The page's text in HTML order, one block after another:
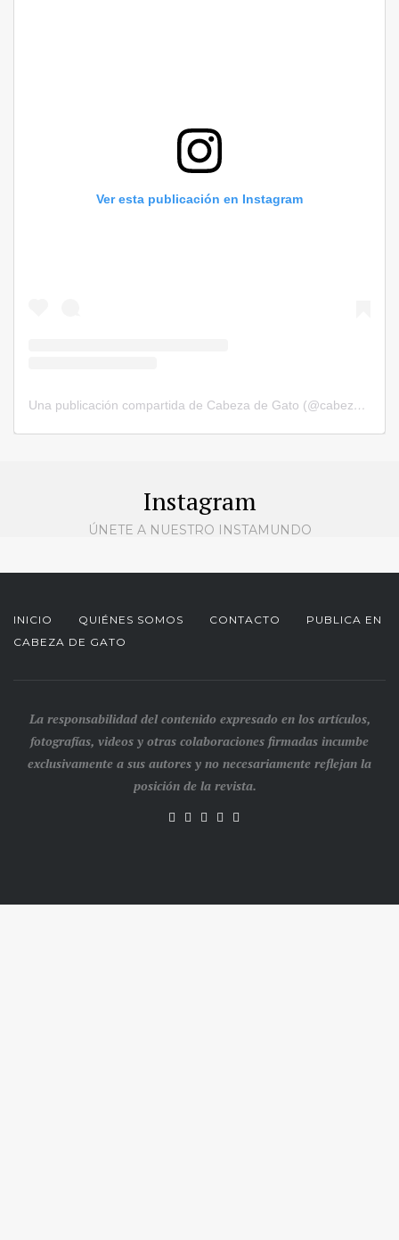
Ver esta publicación en Instagram
Una publicación compartida de Cabeza de Gato (@cabezadegatorevista)
Instagram
ÚNETE A NUESTRO INSTAMUNDO
INICIO QUIÉNES SOMOS CONTACTO
PUBLICA EN
CABEZA DE GATO
La responsabilidad del contenido expresado en los artículos,
fotografías, videos y otras colaboraciones firmadas incumbe
exclusivamente a sus autores y no necesariamente reflejan la
posición de la revista.